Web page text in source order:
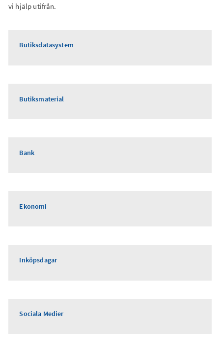
vi hjälp utifrån.
Butiksdatasystem
Butiksmaterial
Bank
Ekonomi
Inköpsdagar
Sociala Medier